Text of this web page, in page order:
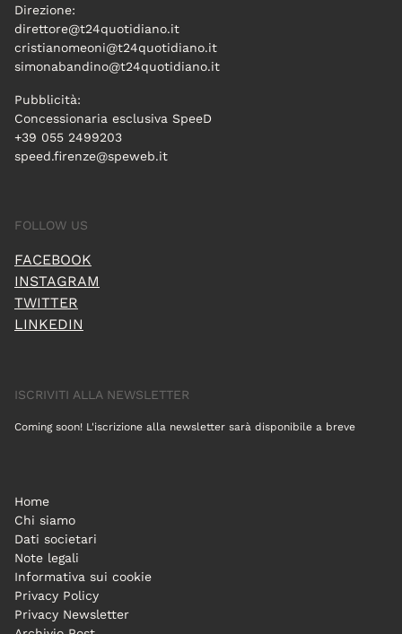
Direzione:
direttore@t24quotidiano.it
cristianomeoni@t24quotidiano.it
simonabandino@t24quotidiano.it
Pubblicità:
Concessionaria esclusiva SpeeD
+39 055 2499203
speed.firenze@speweb.it
FOLLOW US
FACEBOOK
INSTAGRAM
TWITTER
LINKEDIN
ISCRIVITI ALLA NEWSLETTER
Coming soon! L'iscrizione alla newsletter sarà disponibile a breve
Home
Chi siamo
Dati societari
Note legali
Informativa sui cookie
Privacy Policy
Privacy Newsletter